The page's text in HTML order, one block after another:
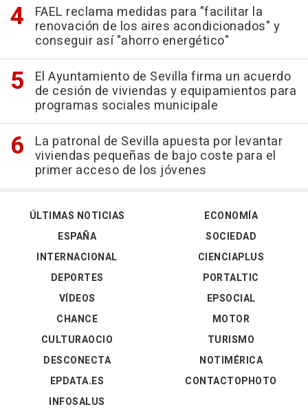
FAEL reclama medidas para "facilitar la
renovación de los aires acondicionados" y
conseguir así "ahorro energético"
El Ayuntamiento de Sevilla firma un acuerdo
de cesión de viviendas y equipamientos para
programas sociales municipale
La patronal de Sevilla apuesta por levantar
viviendas pequeñas de bajo coste para el
primer acceso de los jóvenes
ÚLTIMAS NOTICIAS
ESPAÑA
INTERNACIONAL
DEPORTES
VÍDEOS
ECONOMÍA
SOCIEDAD
CIENCIAPLUS
PORTALTIC
EPSOCIAL
CHANCE
CULTURAOCIO
DESCONECTA
EPDATA.ES
INFOSALUS
MOTOR
TURISMO
NOTIMÉRICA
CONTACTOPHOTO